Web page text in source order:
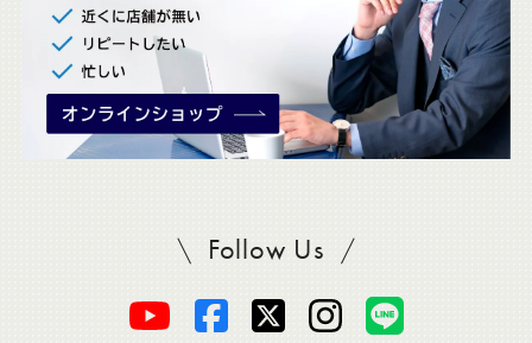
Follow UsSADAをフォロー
オ
オ
オ
オ